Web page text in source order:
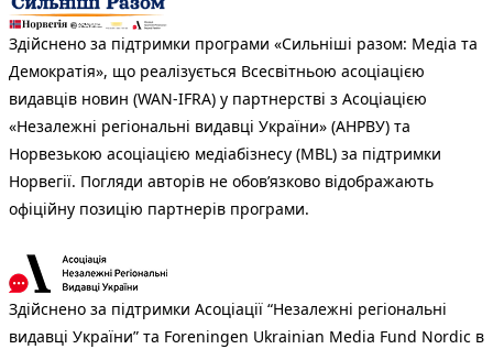
Здійснено за підтримки програми «Сильніші разом: Медіа та
Демократія», що реалізується Всесвітньою асоціацією
видавців новин (WAN-IFRA) у партнерстві з Асоціацією
«Незалежні регіональні видавці України» (АНРВУ) та
Норвезькою асоціацією медіабізнесу (MBL) за підтримки
Норвегії. Погляди авторів не обов’язково відображають
офіційну позицію партнерів програми.
Здійснено за підтримки Асоціації “Незалежні регіональні
видавці України” та Foreningen Ukrainian Media Fund Nordic в